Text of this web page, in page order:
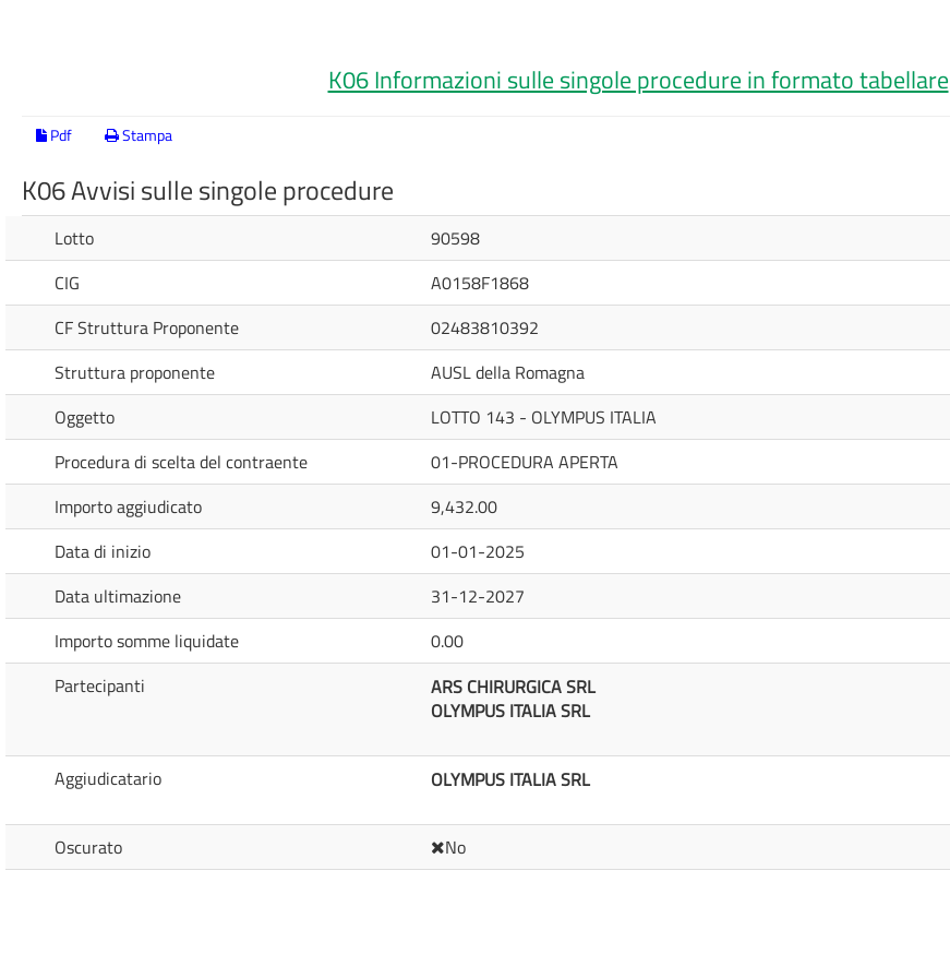
K06 Informazioni sulle singole procedure in formato tabellare
Pdf Stampa
K06 Avvisi sulle singole procedure
Lotto
90598
CIG
A0158F1868
CF Struttura Proponente
02483810392
Struttura proponente
AUSL della Romagna
Oggetto
LOTTO 143 - OLYMPUS ITALIA
Procedura di scelta del contraente
01-PROCEDURA APERTA
Importo aggiudicato
9,432.00
Data di inizio
01-01-2025
Data ultimazione
31-12-2027
Importo somme liquidate
0.00
Partecipanti
ARS CHIRURGICA SRL
OLYMPUS ITALIA SRL
Aggiudicatario OLYMPUS ITALIA SRL
Oscurato No